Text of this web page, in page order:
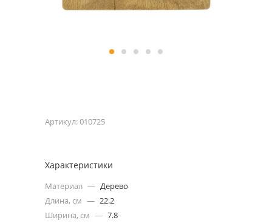
Артикул:010725
Характеристики
Материал — Дерево
Длина, см — 22.2
Ширина, см — 7.8